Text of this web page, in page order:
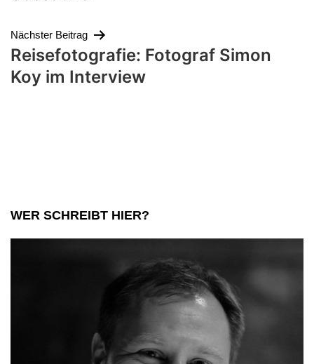
Nächster Beitrag
Reisefotografie: Fotograf Simon
Koy im Interview
WER SCHREIBT HIER?